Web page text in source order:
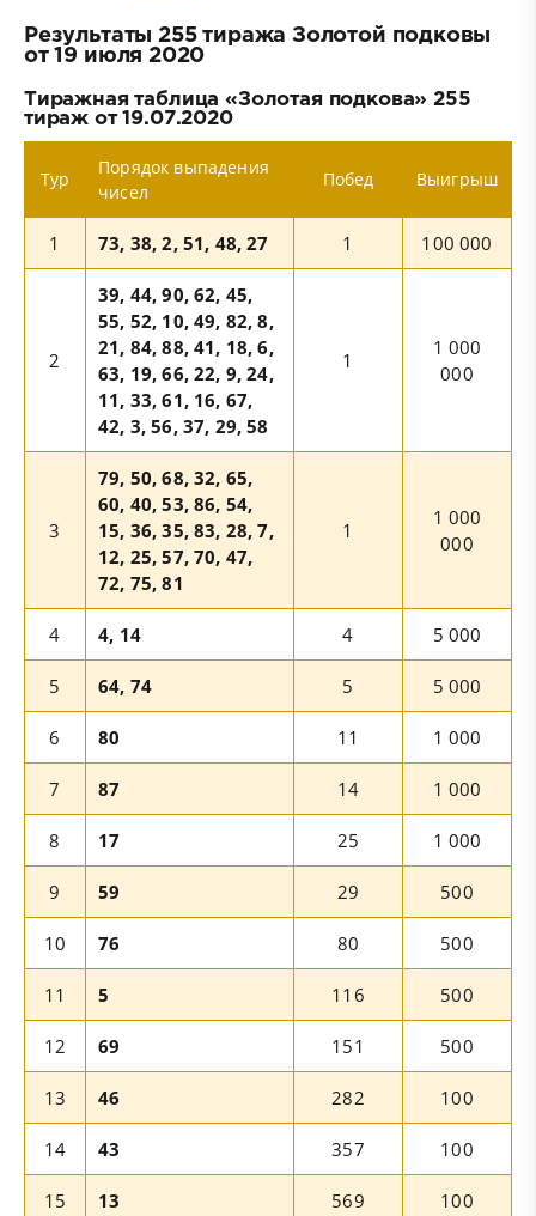
Результаты 255 тиража Золотой подковы
от 19 июля 2020
Тиражная таблица «Золотая подкова» 255
тираж от 19.07.2020
Тур
Порядок выпадения
чисел
Побед Выигрыш
1 73, 38, 2, 51, 48, 27 1 100 000
2
39, 44, 90, 62, 45,
55, 52, 10, 49, 82, 8,
21, 84, 88, 41, 18, 6,
63, 19, 66, 22, 9, 24,
11, 33, 61, 16, 67,
42, 3, 56, 37, 29, 58
1
1 000
000
3
79, 50, 68, 32, 65,
60, 40, 53, 86, 54,
15, 36, 35, 83, 28, 7,
12, 25, 57, 70, 47,
72, 75, 81
1
1 000
000
4 4, 14 4 5 000
5 64, 74 5 5 000
6 80 11 1 000
7 87 14 1 000
8 17 25 1 000
9 59 29 500
10 76 80 500
11 5 116 500
12 69 151 500
13 46 282 100
14 43 357 100
15 13 569 100